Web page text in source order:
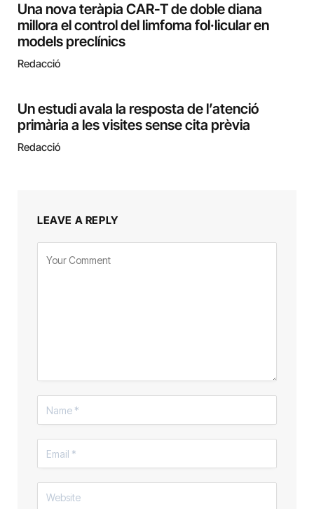
Una nova teràpia CAR-T de doble diana
millora el control del limfoma fol·licular en
models preclínics
Redacció
Un estudi avala la resposta de l’atenció
primària a les visites sense cita prèvia
Redacció
LEAVE A REPLY